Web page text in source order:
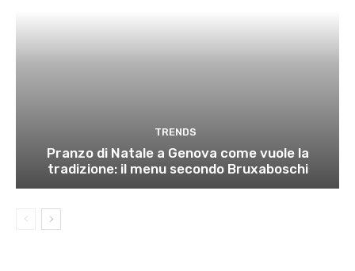
TRENDS
Pranzo di Natale a Genova come vuole la
tradizione: il menu secondo Bruxaboschi